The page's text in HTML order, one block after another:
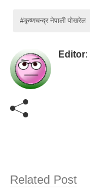
#कृष्णचन्द्र नेपाली पोखरेल
Editor:
Related Post